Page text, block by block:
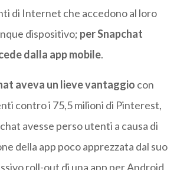
di Internet che accedono al loro
dispositivo; per Snapchat
dalla app mobile.
aveva un lieve vantaggio con
contro i 75,5 milioni di Pinterest,
avesse perso utenti a causa di
della app poco apprezzata dal suo
roll-out di una app per Android